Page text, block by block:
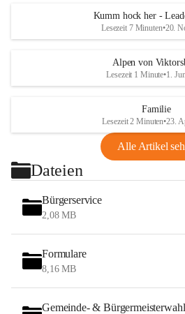
Kumm hock her -
Lesezeit 7 Minuten•20.
Alpen von
Lesezeit 1 Minute•1.
Familie
Lesezeit 2 Minuten•23.
Alle Artikel
Dateien
Bürgerservice
2,08 MB
Formulare
8,16 MB
Gemeinde- & Bürgermeisterwahl